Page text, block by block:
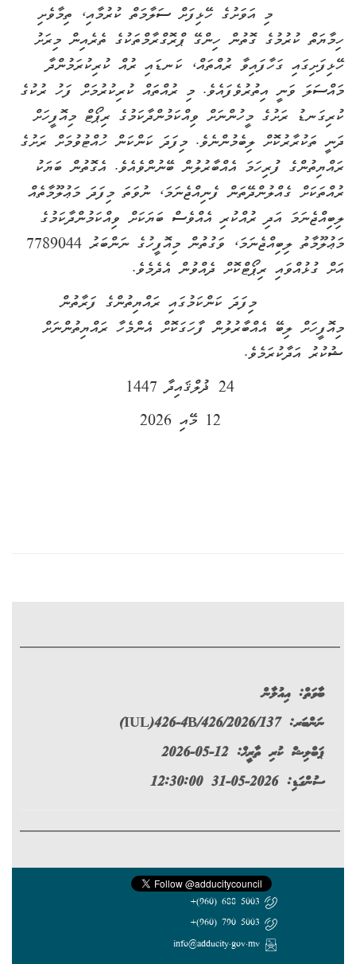
މި އަވަށުގެ ހޭޅިފަށް ސަލާމަތް ކުރުމާއި، ތިމާވެށި
ހިމާޔަތް ކުރުމުގެ ގޮތުން ހިންގޭ ޕްރޮގްރާމްތަކުގެ ތެރެއިން މިރަށު
ހޭޅިފަށިގައި ގަހާފައިވާ ރުއްތައް، ކަނޑައި ރުއް ކުރިކުރަމުންދާ
މައްސަލަ ވަނީ އިތުރުވެފައެވެ. މި ރުއްތައް ކުރިކުރުމަށް ފަހު ރުކުގެ
ކުރިގަނޑު ރަށުގެ މީހުންނަށް ވިއްކަމުންދާކަމުގެ ރިޕޯޓް މިއޮފީހަށް
ދަނީ ތަކުރާރުކޮށް ލިބެމުންނެވެ. މިފަދަ ކަންކަން ހުއްޓުވުމަށް ރަށުގެ
ރައްޔިތުންގެ ފުރިހަމަ އެއްބާރުލުން ބޭނުންވެއެވެ. އެގޮތުން ބަޔަކު
ރުއްތަކަށް ގެއްލުންދޭތަން ފެނިއްޖެނަމަ، ނުވަތަ މިފަދަ މަޢުލޫމާތެއް
ލިބިއްޖެނަމަ އަދި ރުއްކުރި އެއްވެސް ބަޔަކަށް ވިއްކަމުންދާކަމުގެ
މަޢުލޫމާތު ލިބިއްޖެނަމަ، ވަގުތުން މިއޮފީހުގެ ނަންބަރު 7789044
އަށް ގުޅުއްވައި ރިޕޯޓްކޮށް ދެއްވުން އެދެމެވެ.
މިފަދަ ކަންކަމުގައި ރައްޔިތުންގެ ފަރާތުން
މިއޮފީހަށް ލިބޭ އެއްބާރުލުން ފާހަގަކޮށް އެންމެހާ ރައްޔިތުންނަށް
ޝުކުރު އަދާކުރަމެވެ.
24 ޛުލްޤައިދާ 1447
12 މޭއި 2026
ބާވަތް:އިއުލާން
ނަންބަރ:(IUL)426-4B/426/2026/137
ޕަބްލިޝް ކުރި ތާރީޚް: 12-05-2026
ސުންގަޑި: 2026-05-31 12:30:00
5003 688 (960)+
5003 790 (960)+
info@adducity.gov.mv